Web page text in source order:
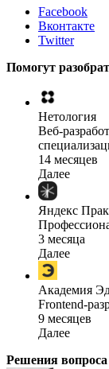
Facebook
Вконтакте
Twitter
Помогут
Нетология
Веб-
14 месяцев
Далее
Яндекс
3 месяца
Далее
Академия
Frontend-
9 месяцев
Далее
Решения вопроса